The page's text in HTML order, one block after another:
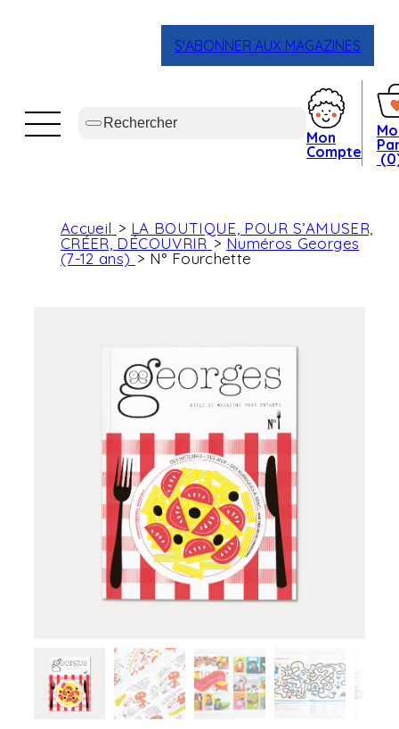
S'ABONNER AUX MAGAZINES
Mon
Compte
Accueil
LA BOUTIQUE, POUR S’AMUSER,
CRÉER, DÉCOUVRIR
Numéros Georges
(7-12 ans)
N° Fourchette